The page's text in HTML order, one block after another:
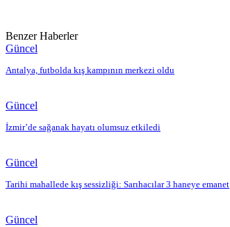
Benzer Haberler
Güncel
Antalya, futbolda kış kampının merkezi oldu
Güncel
İzmir’de sağanak hayatı olumsuz etkiledi
Güncel
Tarihi mahallede kış sessizliği: Sarıhacılar 3 haneye emanet
Güncel